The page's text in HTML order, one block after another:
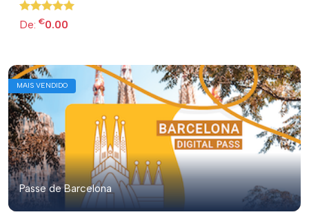
De: €0.00
Passe de Barcelona
MAIS VENDIDO